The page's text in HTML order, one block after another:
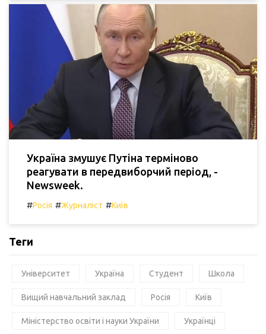
Україна змушує Путіна терміново
реагувати в передвиборчий період, -
Newsweek.
#Росія #Журналіст #Київ
Теги
Університет Україна Студент Школа
Вищий навчальний заклад Росія Київ
Міністерство освіти і науки України Українці